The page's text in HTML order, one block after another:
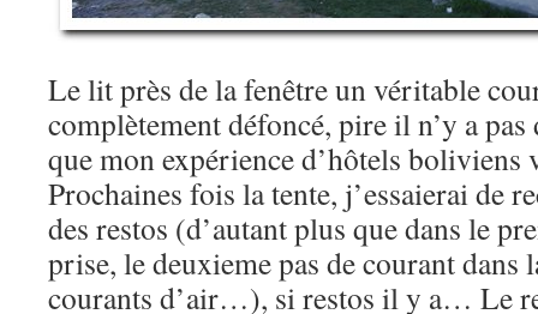
Le lit près de la fenêtre un véritable
complètement défoncé, pire il n’y a
que mon expérience d’hôtels
Prochaines fois la tente, j’essaierai de
des restos (d’autant plus que dans le
prise, le deuxieme pas de courant dans
courants d’air…), si restos il y a… Le